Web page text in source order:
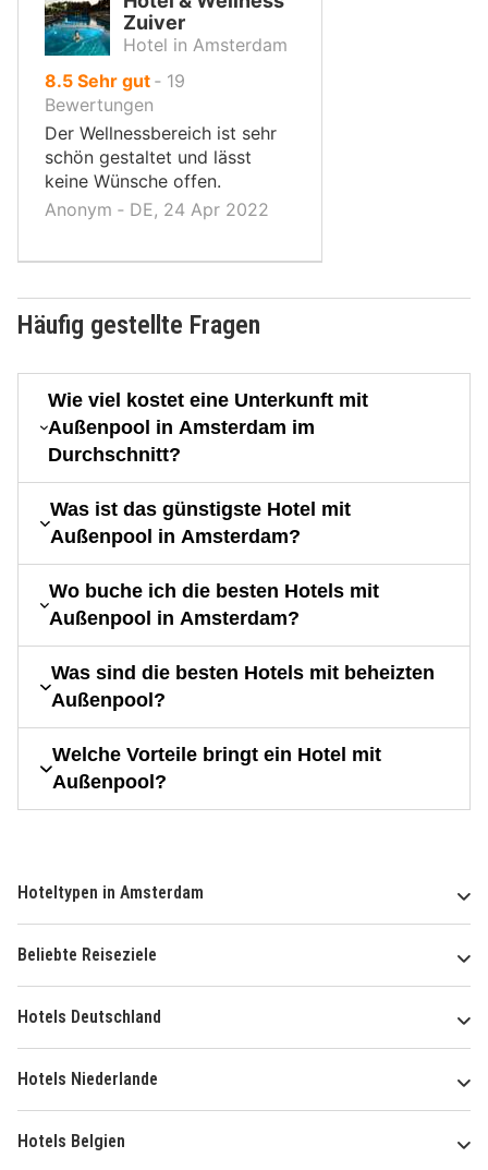
Zuiver
Hotel in Amsterdam
8.5von
10,
Sehr gut ‐ 19
Bewertungen
Der Wellnessbereich ist sehr
schön gestaltet und lässt
keine Wünsche offen.
Anonym ‐ DE, 24 Apr 2022
Häufig gestellte Fragen
Wie viel kostet eine Unterkunft mit
Außenpool in Amsterdam im
Durchschnitt?
Was ist das günstigste Hotel mit
Außenpool in Amsterdam?
Wo buche ich die besten Hotels mit
Außenpool in Amsterdam?
Was sind die besten Hotels mit beheizten
Außenpool?
Welche Vorteile bringt ein Hotel mit
Außenpool?
Hoteltypen in Amsterdam
Beliebte Reiseziele
Hotels Deutschland
Hotels Niederlande
Hotels Belgien